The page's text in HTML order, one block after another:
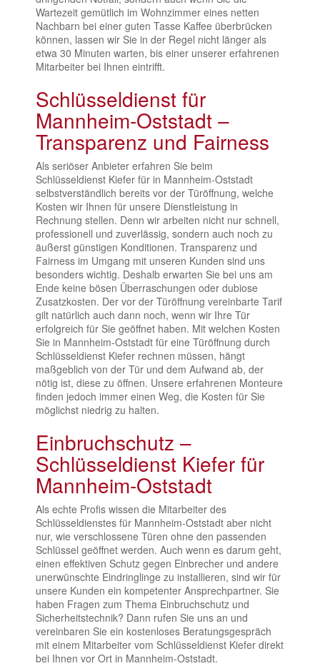
Wartezeit gemütlich im Wohnzimmer eines netten
Nachbarn bei einer guten Tasse Kaffee überbrücken
können, lassen wir Sie in der Regel nicht länger als
etwa 30 Minuten warten, bis einer unserer erfahrenen
Mitarbeiter bei Ihnen eintrifft.
Schlüsseldienst für
Mannheim-Oststadt –
Transparenz und Fairness
Als seriöser Anbieter erfahren Sie beim
Schlüsseldienst Kiefer für in Mannheim-Oststadt
selbstverständlich bereits vor der Türöffnung, welche
Kosten wir Ihnen für unsere Dienstleistung in
Rechnung stellen. Denn wir arbeiten nicht nur schnell,
professionell und zuverlässig, sondern auch noch zu
äußerst günstigen Konditionen. Transparenz und
Fairness im Umgang mit unseren Kunden sind uns
besonders wichtig. Deshalb erwarten Sie bei uns am
Ende keine bösen Überraschungen oder dubiose
Zusatzkosten. Der vor der Türöffnung vereinbarte Tarif
gilt natürlich auch dann noch, wenn wir Ihre Tür
erfolgreich für Sie geöffnet haben. Mit welchen Kosten
Sie in Mannheim-Oststadt für eine Türöffnung durch
Schlüsseldienst Kiefer rechnen müssen, hängt
maßgeblich von der Tür und dem Aufwand ab, der
nötig ist, diese zu öffnen. Unsere erfahrenen Monteure
finden jedoch immer einen Weg, die Kosten für Sie
möglichst niedrig zu halten.
Einbruchschutz –
Schlüsseldienst Kiefer für
Mannheim-Oststadt
Als echte Profis wissen die Mitarbeiter des
Schlüsseldienstes für Mannheim-Oststadt aber nicht
nur, wie verschlossene Türen ohne den passenden
Schlüssel geöffnet werden. Auch wenn es darum geht,
einen effektiven Schutz gegen Einbrecher und andere
unerwünschte Eindringlinge zu installieren, sind wir für
unsere Kunden ein kompetenter Ansprechpartner. Sie
haben Fragen zum Thema Einbruchschutz und
Sicherheitstechnik? Dann rufen Sie uns an und
vereinbaren Sie ein kostenloses Beratungsgespräch
mit einem Mitarbeiter vom Schlüsseldienst Kiefer direkt
bei Ihnen vor Ort in Mannheim-Oststadt.